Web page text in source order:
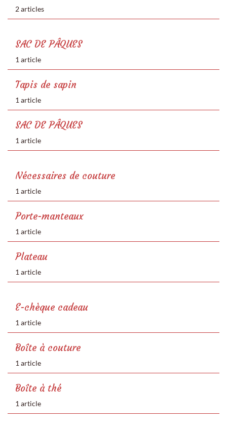
2 articles
SAC DE PÂQUES
1 article
Tapis de sapin
1 article
SAC DE PÂQUES
1 article
Nécessaires de couture
1 article
Porte-manteaux
1 article
Plateau
1 article
E-chèque cadeau
1 article
Boîte à couture
1 article
Boîte à thé
1 article